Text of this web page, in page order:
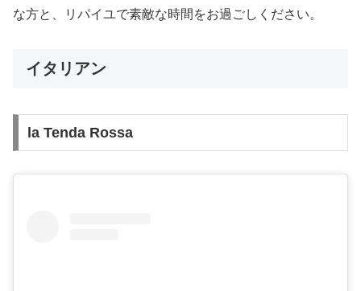
な方と、リパイユで素敵な時間をお過ごしください。
イタリアン
la Tenda Rossa